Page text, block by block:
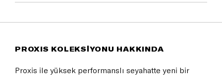
PROXIS KOLEKSİYONU HAKKINDA
Proxis ile yüksek performanslı seyahatte yeni bir